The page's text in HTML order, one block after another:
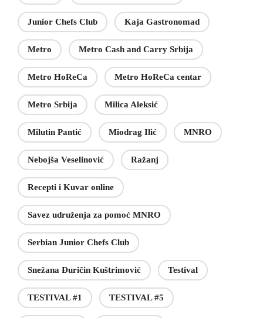
Junior Chefs Club Kaja Gastronomad
Metro Metro Cash and Carry Srbija
Metro HoReCa Metro HoReCa centar
Metro Srbija Milica Aleksić
Milutin Pantić Miodrag Ilić MNRO
Nebojša Veselinović Ražanj
Recepti i Kuvar online
Savez udruženja za pomoć MNRO
Serbian Junior Chefs Club
Snežana Đuričin Kuštrimović Testival
TESTIVAL #1 TESTIVAL #5